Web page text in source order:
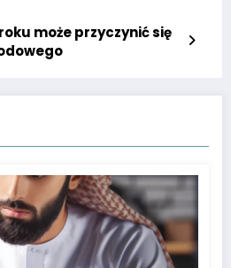
może przyczynić się